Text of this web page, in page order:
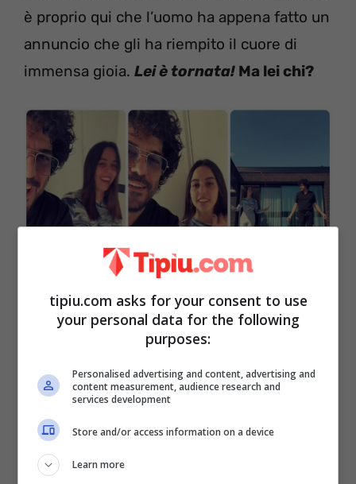
è proprio qui che l’uomo ha appena fatto un
annuncio che gli ha riempito il cuore di
immensa gioia. Lei è tornata! Ma lei chi?
tipiu.com asks for your consent to use
your personal data for the following
purposes:
Personalised advertising and content, advertising and
content measurement, audience research and
services development
Store and/or access information on a device
Learn more